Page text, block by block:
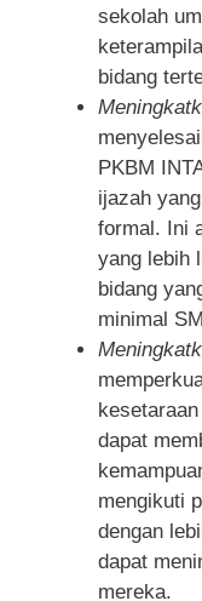
sekolah
bidang
PKBM
ijazah
formal. Ini
yang lebih
bidang
minimal
dapat
mengikuti
dengan
dapat
mereka.